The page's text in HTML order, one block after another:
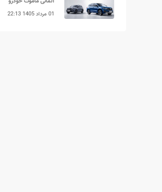
01 مرداد 1405 22:13